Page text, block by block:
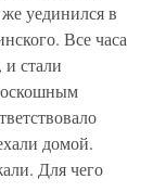
уединился в
Все часа
стали
домой.
Для чего